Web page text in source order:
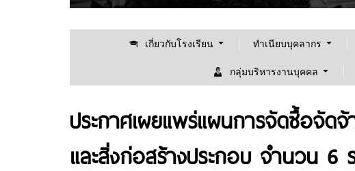
เกี่ยวกับโรงเรียน ทำเนียบบุคลากร
กลุ่มบริหารงานบุคคล
ประกาศเผยแพร่แผนการจัดซื้อจัด
และสิ่งก่อสร้างประกอบ จำนวน 6